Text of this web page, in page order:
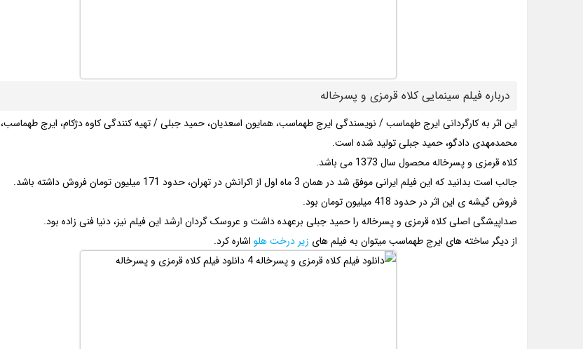
درباره فیلم سینمایی کلاه قرمزی و پسرخاله
این اثر به کارگردانی ایرج طهماسب / نویسندگی ایرج طهماسب، همایون اسعدیان، حمید جبلی / تهیه کنندگی کاوه دژکام، ایرج طهماسب،
محمدمهدی دادگو، حمید جبلی تولید شده است.
کلاه قرمزی و پسرخاله محصول سال 1373 می باشد.
جالب است بدانید که این فیلم ایرانی موفق شد در همان 3 ماه اول از اکرانش در تهران، حدود 171 میلیون تومان فروش داشته باشد.
فروش گیشه ی این اثر در حدود 418 میلیون تومان بود.
صداپیشگی اصلی کلاه قرمزی و پسرخاله را حمید جبلی برعهده داشت و عروسک گردان ارشد این فیلم نیز، دنیا فنی زاده بود.
از دیگر ساخته های ایرج طهماسب میتوان به فیلم های زیر درخت هلو اشاره کرد.